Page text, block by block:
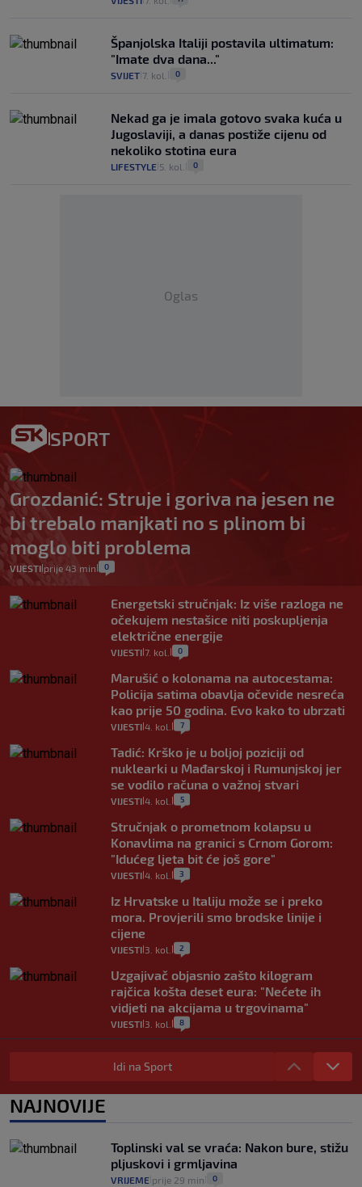
Španjolska Italiji postavila ultimatum:
"Imate dva dana..."
SVIJET 7. kol. 0
Nekad ga je imala gotovo svaka kuća u
Jugoslaviji, a danas postiže cijenu od
nekoliko stotina eura
LIFESTYLE 5. kol. 0
Oglas
SPORT
Grozdanić: Struje i goriva na jesen ne
bi trebalo manjkati no s plinom bi
moglo biti problema
VIJESTI| prije 43 min 0
Energetski stručnjak: Iz više razloga ne
očekujem nestašice niti poskupljenja
električne energije
VIJESTI 7. kol. 0
Marušić o kolonama na autocestama:
Policija satima obavlja očevide nesreća
kao prije 50 godina. Evo kako to ubrzati
VIJESTI 4. kol. 7
Tadić: Krško je u boljoj poziciji od
nuklearki u Mađarskoj i Rumunjskoj jer
se vodilo računa o važnoj stvari
VIJESTI 4. kol. 5
Stručnjak o prometnom kolapsu u
Konavlima na granici s Crnom Gorom:
"Idućeg ljeta bit će još gore"
VIJESTI 4. kol. 3
Iz Hrvatske u Italiju može se i preko
mora. Provjerili smo brodske linije i
cijene
VIJESTI 3. kol. 2
Uzgajivač objasnio zašto kilogram
rajčica košta deset eura: "Nećete ih
vidjeti na akcijama u trgovinama"
VIJESTI 3. kol. 8
Selidba je jedno od stresnijih iskustava.
Evo aktualnih cijena i nekoliko savjeta
0
automobilom na Hvar iz Zagreba, a
koliko iz Osijeka
VIJESTI 14
Idi na Sport
NAJNOVIJE
Toplinski val se vraća: Nakon bure, stižu
pljuskovi i grmljavina
VRIJEME prije 29 min 0